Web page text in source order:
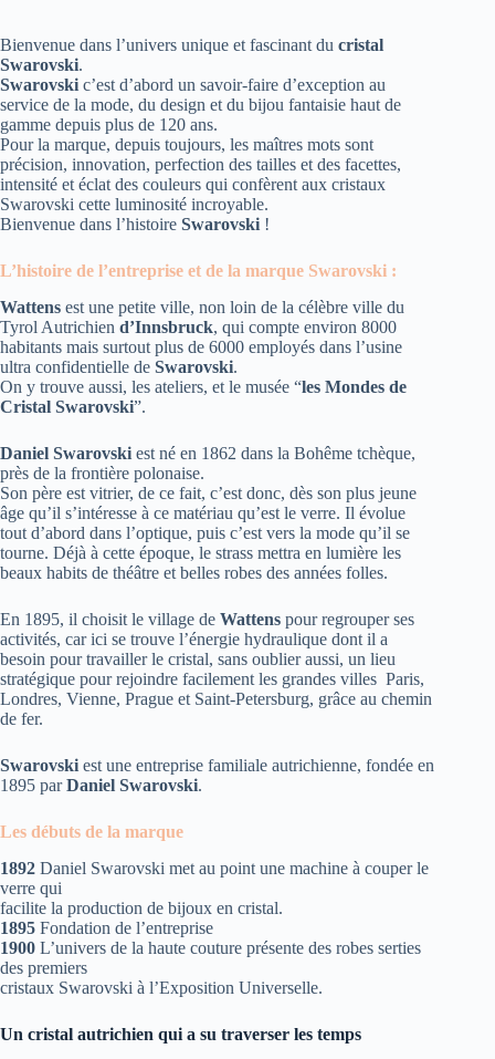
Bienvenue dans l’univers unique et fascinant du cristal
Swarovski.
Swarovski c’est d’abord un savoir-faire d’exception au
service de la mode, du design et du bijou fantaisie haut de
gamme depuis plus de 120 ans.
Pour la marque, depuis toujours, les maîtres mots sont
précision, innovation, perfection des tailles et des facettes,
intensité et éclat des couleurs qui confèrent aux cristaux
Swarovski cette luminosité incroyable.
Bienvenue dans l’histoire Swarovski !
L’histoire de l’entreprise et de la marque Swarovski :
Wattens est une petite ville, non loin de la célèbre ville du
Tyrol Autrichien d’Innsbruck, qui compte environ 8000
habitants mais surtout plus de 6000 employés dans l’usine
ultra confidentielle de Swarovski.
On y trouve aussi, les ateliers, et le musée “les Mondes de
Cristal Swarovski”.
Daniel Swarovski est né en 1862 dans la Bohême tchèque,
près de la frontière polonaise.
Son père est vitrier, de ce fait, c’est donc, dès son plus jeune
âge qu’il s’intéresse à ce matériau qu’est le verre. Il évolue
tout d’abord dans l’optique, puis c’est vers la mode qu’il se
tourne. Déjà à cette époque, le strass mettra en lumière les
beaux habits de théâtre et belles robes des années folles.
En 1895, il choisit le village de Wattens pour regrouper ses
activités, car ici se trouve l’énergie hydraulique dont il a
besoin pour travailler le cristal, sans oublier aussi, un lieu
stratégique pour rejoindre facilement les grandes villes Paris,
Londres, Vienne, Prague et Saint-Petersburg, grâce au chemin
de fer.
Swarovski est une entreprise familiale autrichienne, fondée en
1895 parDaniel Swarovski.
Les débuts de la marque
1892 Daniel Swarovski met au point une machine à couper le
verre qui
facilite la production de bijoux en cristal.
1895 Fondation de l’entreprise
1900 L’univers de la haute couture présente des robes serties
des premiers
cristaux Swarovski à l’Exposition Universelle.
Un cristal autrichien qui a su traverser les temps